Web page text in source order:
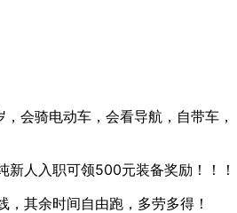
会骑电动车，会看导航，自带车，
新人入职可领500元装备奖励！！！
，其余时间自由跑，多劳多得！